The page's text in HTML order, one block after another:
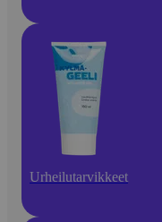
Urheilutarvikkeet